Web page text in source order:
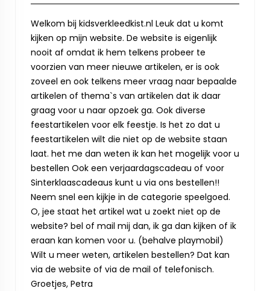
Welkom bij kidsverkleedkist.nl Leuk dat u komt
kijken op mijn website. De website is eigenlijk
nooit af omdat ik hem telkens probeer te
voorzien van meer nieuwe artikelen, er is ook
zoveel en ook telkens meer vraag naar bepaalde
artikelen of thema`s van artikelen dat ik daar
graag voor u naar opzoek ga. Ook diverse
feestartikelen voor elk feestje. Is het zo dat u
feestartikelen wilt die niet op de website staan
laat. het me dan weten ik kan het mogelijk voor u
bestellen Ook een verjaardagscadeau of voor
Sinterklaascadeaus kunt u via ons bestellen!!
Neem snel een kijkje in de categorie speelgoed.
O, jee staat het artikel wat u zoekt niet op de
website? bel of mail mij dan, ik ga dan kijken of ik
eraan kan komen voor u. (behalve playmobil)
Wilt u meer weten, artikelen bestellen? Dat kan
via de website of via de mail of telefonisch.
Groetjes, Petra